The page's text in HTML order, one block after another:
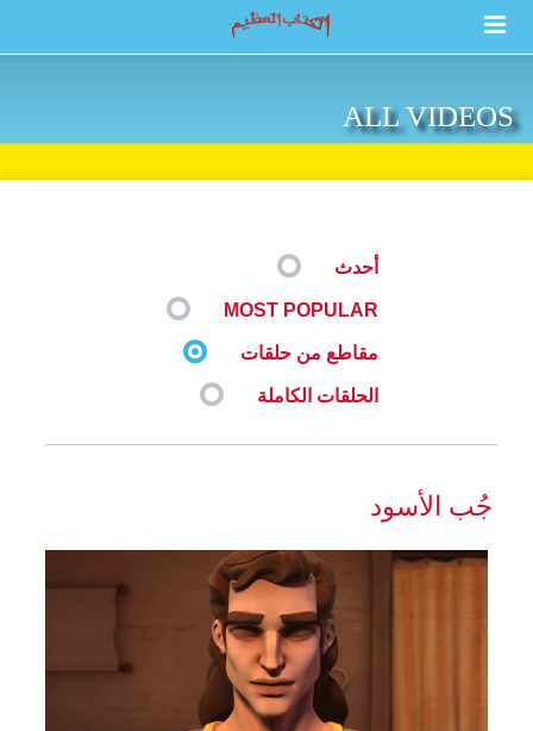
ALL VIDEOS
أحدث
MOST POPULAR
مقاطع من حلقات
الحلقات الكاملة
جُب الأسود